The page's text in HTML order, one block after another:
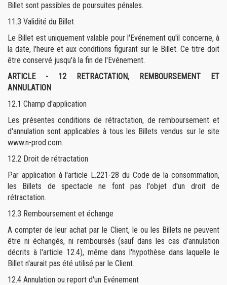
Billet sont passibles de poursuites pénales.
11.3 Validité du Billet
Le Billet est uniquement valable pour l'Evénement qu'il concerne, à
la date, l'heure et aux conditions figurant sur le Billet. Ce titre doit
être conservé jusqu'à la fin de l'Evénement.
ARTICLE - 12 RETRACTATION, REMBOURSEMENT ET
ANNULATION
12.1 Champ d'application
Les présentes conditions de rétractation, de remboursement et
d'annulation sont applicables à tous les Billets vendus sur le site
www.n-prod.com.
12.2 Droit de rétractation
Par application à l'article L.221-28 du Code de la consommation,
les Billets de spectacle ne font pas l'objet d'un droit de
rétractation.
12.3 Remboursement et échange
A compter de leur achat par le Client, le ou les Billets ne peuvent
être ni échangés, ni remboursés (sauf dans les cas d'annulation
décrits à l'article 12.4), même dans l'hypothèse dans laquelle le
Billet n'aurait pas été utilisé par le Client.
12.4 Annulation ou report d'un Evénement